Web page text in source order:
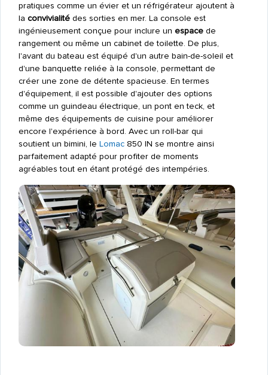
pratiques comme un évier et un réfrigérateur ajoutent à
la convivialitédes sorties en mer. La console est
ingénieusement conçue pour inclure un espacede
rangement ou même un cabinet de toilette. De plus,
l'avant du bateau est équipé d'un autre bain-de-soleil et
d'une banquette reliée à la console, permettant de
créer une zone de détente spacieuse. En termes
d'équipement, il est possible d'ajouter des options
comme un guindeau électrique, un pont en teck, et
même des équipements de cuisine pour améliorer
encore l'expérience à bord. Avec un roll-bar qui
soutient un bimini, le Lomac850 IN se montre ainsi
parfaitement adapté pour profiter de moments
agréables tout en étant protégé des intempéries.